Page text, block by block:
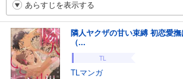
あらすじを表示する
隣人ヤクザの甘い束縛 初恋愛
（...
TL
TLマンガ